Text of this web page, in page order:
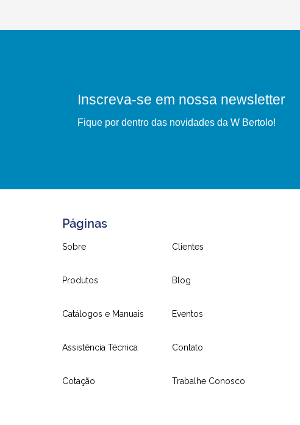
Inscreva-se em nossa newsletter
Fique por dentro das novidades da W Bertolo!
Páginas
Sobre Clientes
Produtos Blog
Catálogos e Manuais Eventos
Assistência Técnica Contato
Cotação Trabalhe Conosco